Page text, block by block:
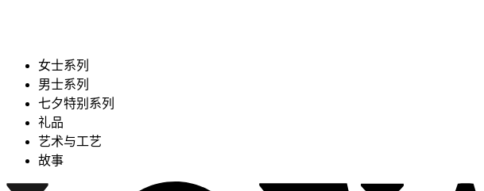
女士系列
男士系列
七夕特别系列
礼品
艺术与工艺
故事